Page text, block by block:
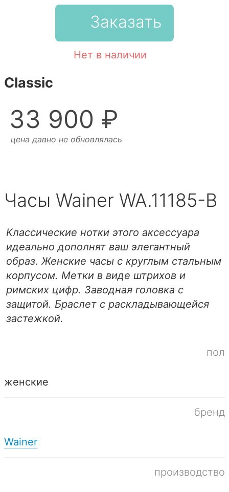
Заказать
Нет в наличии
Classic
33 900 ₽
цена давно не обновлялась
Часы Wainer WA.11185-B
Классические нотки этого аксессуара
идеально дополнят ваш элегантный
образ. Женские часы с круглым стальным
корпусом. Метки в виде штрихов и
римских цифр. Заводная головка с
защитой. Браслет с раскладывающейся
застежкой.
пол
женские
бренд
Wainer
производство